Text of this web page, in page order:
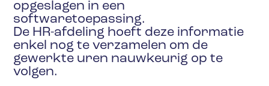
opgeslagen in een
softwaretoepassing.
De HR-afdeling hoeft deze informatie
enkel nog te verzamelen om de
gewerkte uren nauwkeurig op te
volgen.